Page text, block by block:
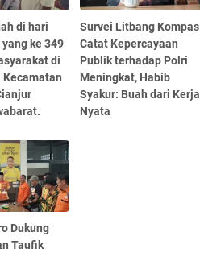
di hari
ke 349
di
Survei Litbang Kompas
Catat Kepercayaan
Publik terhadap Polri
Meningkat, Habib
Syakur: Buah dari Kerja
Nyata
Dukung
Taufik